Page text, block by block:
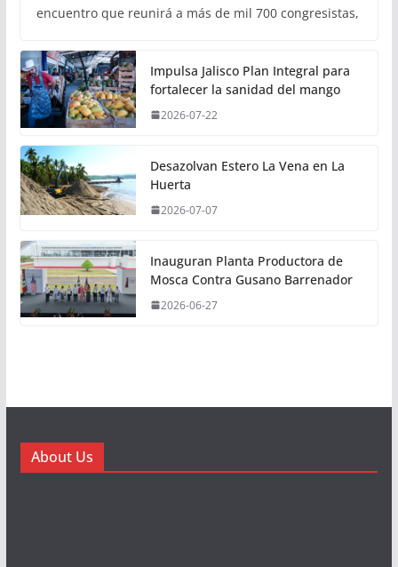
encuentro que reunirá a más de mil 700 congresistas,
Impulsa Jalisco Plan Integral para
fortalecer la sanidad del mango
2026-07-22
Desazolvan Estero La Vena en La
Huerta
2026-07-07
Inauguran Planta Productora de
Mosca Contra Gusano Barrenador
2026-06-27
About Us